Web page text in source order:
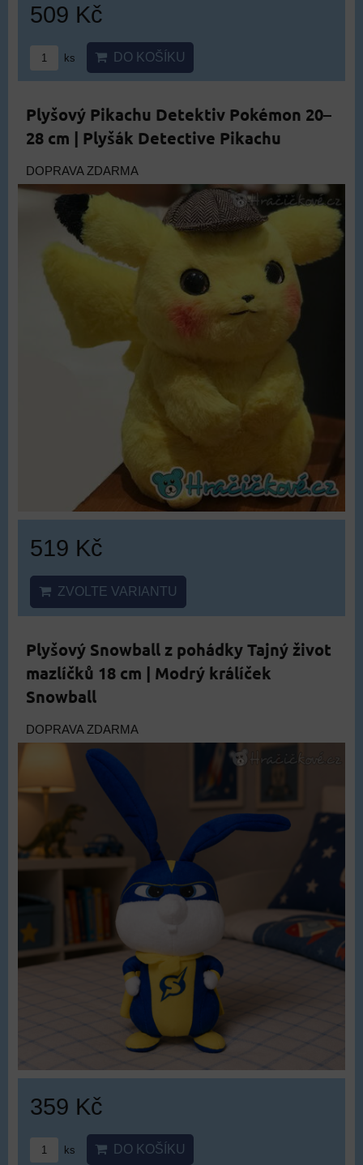
509 Kč
ks DO KOŠÍKU
Plyšový Pikachu Detektiv Pokémon 20–
28 cm | Plyšák Detective Pikachu
DOPRAVA ZDARMA
519 Kč
ZVOLTE VARIANTU
Plyšový Snowball z pohádky Tajný život
mazlíčků 18 cm | Modrý králíček
Snowball
DOPRAVA ZDARMA
359 Kč
ks DO KOŠÍKU